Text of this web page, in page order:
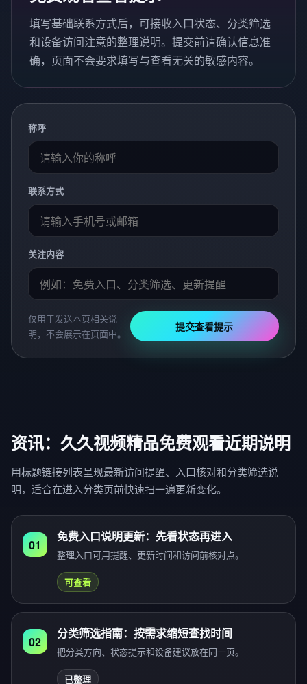
填写基础联系方式后，可接收入口状态、分类筛选
和设备访问注意的整理说明。提交前请确认信息准
确，页面不会要求填写与查看无关的敏感内容。
称呼
联系方式
关注内容
仅用于发送本页相关说
明，不会展示在页面中。
提交查看提示
资讯：久久视频精品免费观看近期说明
用标题链接列表呈现最新访问提醒、入口核对和分类筛选说
明，适合在进入分类页前快速扫一遍更新变化。
01
免费入口说明更新：先看状态再进入
整理入口可用提醒、更新时间和访问前核对点。
可查看
02
分类筛选指南：按需求缩短查找时间
把分类方向、状态提示和设备建议放在同一页。
已整理